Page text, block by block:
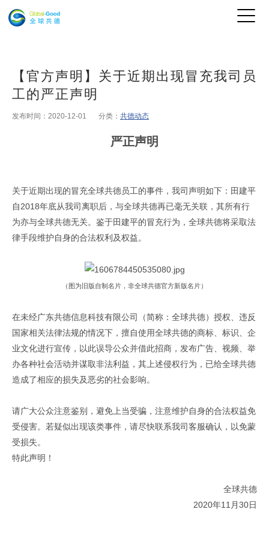
【官方声明】关于近期出现冒充我司员
工的严正声明
发布时间：2020-12-01 分类： 共德动态
严正声明
关于近期出现的冒充全球共德员工的事件， 我司声明如下：田建平
自2018年底从我司离职后，与全球共德再已毫无关联，其所有行
为亦与全球共德无关。鉴于田建平的冒充行为，全球共德将采取法
律手段维护自身的合法权利及权益。
（图为旧版自制名片，非全球共德官方新版名片）
在未经广东共德信息科技有限公司（简称：全球共德）授权、违反
国家相关法律法规的情况下，擅自使用全球共德的商标、标识、企
业文化进行宣传，以此误导公众并借此招商，发布广告、视频、举
办各种社会活动并谋取非法利益，其上述侵权行为，已给全球共德
造成了相应的损失及恶劣的社会影响。
请广大公众注意鉴别，避免上当受骗，注意维护自身的合法权益免
受侵害。若疑似出现该类事件，请尽快联系我司客服确认，以免蒙
受损失。
特此声明！
全球共德
2020年11月30日